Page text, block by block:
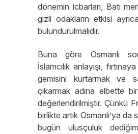
dönemin icbarları, Batı
gizli odakların etkisi
bulundurulmalıdır.
Buna göre Osmanlı
İslamcılık anlayışı,
gemisini kurtarmak ve
çıkarmak adına elbette
değerlendirilmiştir. Çünkü
birlikte artık Osmanlı’ya
bugün ulusçuluk